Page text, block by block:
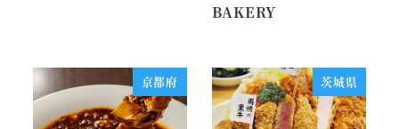
BAKERY
京都府 茨城県